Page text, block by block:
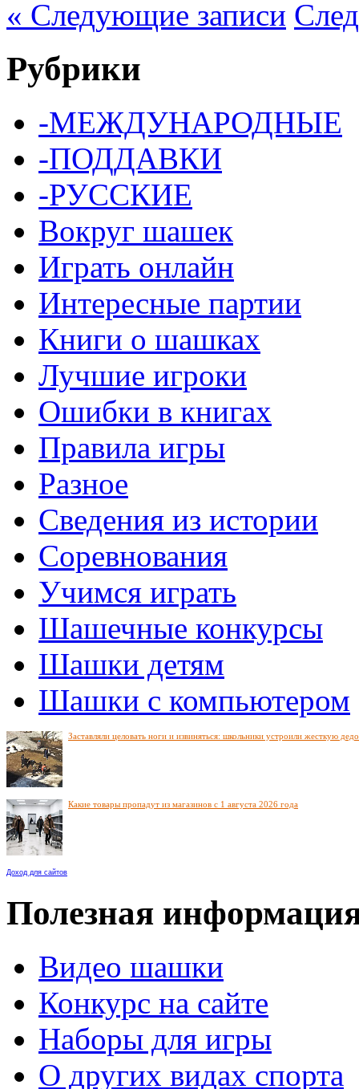
« Следующие записи
Рубрики
-МЕЖДУНАРОДНЫЕ
-ПОДДАВКИ
-РУССКИЕ
Вокруг шашек
Играть онлайн
Интересные партии
Книги о шашках
Лучшие игроки
Ошибки в книгах
Правила игры
Разное
Сведения из истории
Соревнования
Учимся играть
Шашечные конкурсы
Шашки детям
Шашки с компьютером
Заставляли целовать ноги и извиняться: школьники устроили жесткую
Какие товары пропадут из магазинов с 1 августа 2026 года
Доход для сайтов
Полезная
Видео шашки
Конкурс на сайте
Наборы для игры
О других видах спорта